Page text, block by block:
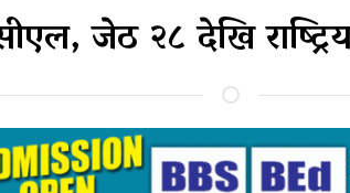
जेठ २८ देखि